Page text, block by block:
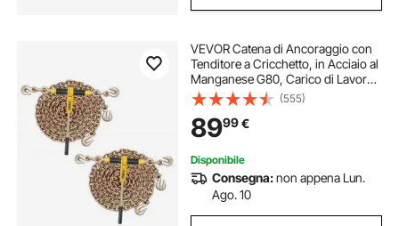
VEVOR Catena di Ancoraggio con
Tenditore a Cricchetto, in Acciaio al
Manganese G80, Carico di Lavoro
di 3600 kg del Legatore a
Cricchetto, 2 Set di Catene e
Leganti per il Trasporto, il
Disboscamento
(555)
8999€
Disponibile
Consegna:non appena Lun.
Ago. 10